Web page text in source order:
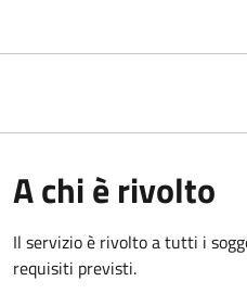
A chi è rivolto
Il servizio è rivolto a tutti i
requisiti previsti.